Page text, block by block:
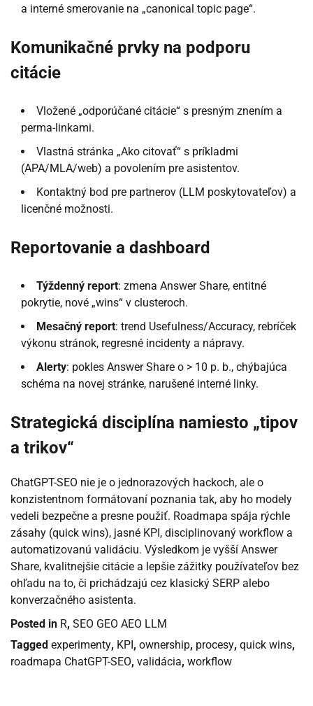
a interné smerovanie na „canonical topic page“.
Komunikačné prvky na podporu
citácie
Vložené „odporúčané citácie“ s presným znením a
perma-linkami.
Vlastná stránka „Ako citovať“ s príkladmi
(APA/MLA/web) a povolením pre asistentov.
Kontaktný bod pre partnerov (LLM poskytovateľov) a
licenčné možnosti.
Reportovanie a dashboard
Týždenný report: zmena Answer Share, entitné
pokrytie, nové „wins“ v clusteroch.
Mesačný report: trend Usefulness/Accuracy, rebríček
výkonu stránok, regresné incidenty a nápravy.
Alerty: pokles Answer Share o > 10 p. b., chýbajúca
schéma na novej stránke, narušené interné linky.
Strategická disciplína namiesto „tipov
a trikov“
ChatGPT-SEO nie je o jednorazových hackoch, ale o
konzistentnom formátovaní poznania tak, aby ho modely
vedeli bezpečne a presne použiť. Roadmapa spája rýchle
zásahy (quick wins), jasné KPI, disciplinovaný workflow a
automatizovanú validáciu. Výsledkom je vyšší Answer
Share, kvalitnejšie citácie a lepšie zážitky používateľov bez
ohľadu na to, či prichádzajú cez klasický SERP alebo
konverzačného asistenta.
Posted in R, SEO GEO AEO LLM
Tagged experimenty, KPI, ownership, procesy, quick wins,
roadmapa ChatGPT-SEO, validácia, workflow